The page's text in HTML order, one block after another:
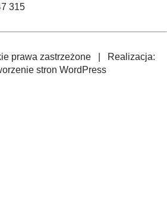
315
prawa zastrzeżone | Realizacja:
stron WordPress